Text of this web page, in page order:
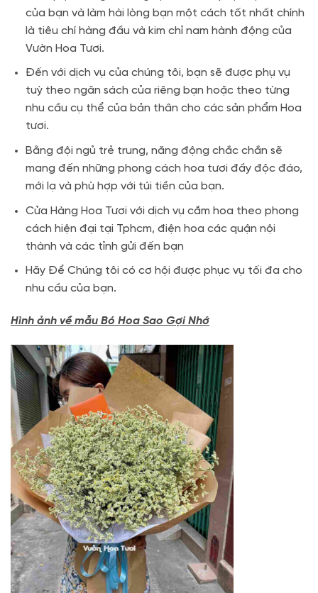
của bạn và làm hài lòng bạn một cách tốt nhất chính
là tiêu chí hàng đầu và kim chỉ nam hành động của
Vườn Hoa Tươi.
Đến với dịch vụ của chúng tôi, bạn sẽ được phụ vụ
tuỳ theo ngân sách của riêng bạn hoặc theo từng
nhu cầu cụ thể của bản thân cho các sản phẩm Hoa
tươi.
Bằng đội ngủ trẻ trung, năng động chắc chắn sẽ
mang đến những phong cách hoa tươi đầy độc đáo,
mới lạ và phù hợp với túi tiền của bạn.
Cửa Hàng Hoa Tươi với dịch vụ cắm hoa theo phong
cách hiện đại tại Tphcm, điện hoa các quận nội
thành và các tỉnh gửi đến bạn
Hãy Để Chúng tôi có cơ hội được phục vụ tối đa cho
nhu cầu của bạn.
Hình ảnh về mẫu Bó Hoa Sao Gợi Nhớ